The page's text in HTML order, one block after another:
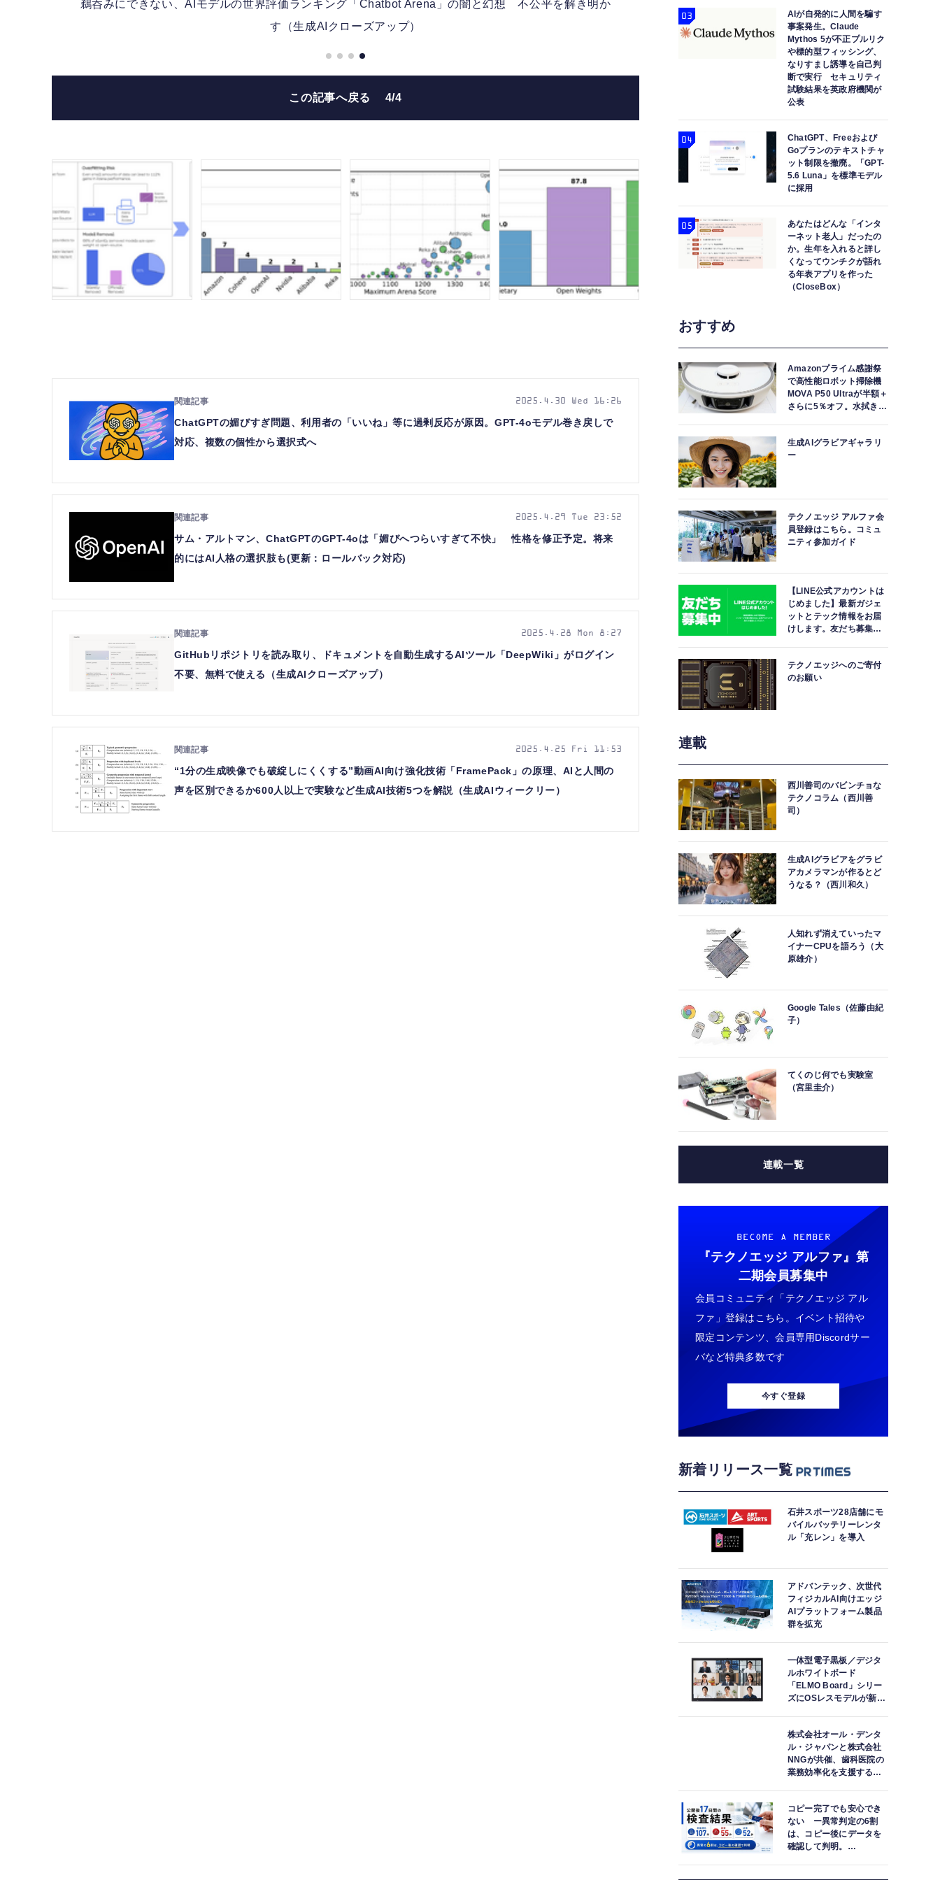
鵜呑みにできない、AIモデルの世界評価ランキング「Chatbot Arena」の闇と幻想 不公平を解き明か
す（生成AIクローズアップ）
す（生成AIク
この記事へ戻る 4/4
ChatGPTの媚びすぎ問題、利用者の「いいね」等に過剰反応が原因。GPT-4oモデル巻き戻しで
対応、複数の個性から選択式へ
2025.4.30 Wed 16:26
サム・アルトマン、ChatGPTのGPT-4oは「媚びへつらいすぎて不快」 性格を修正予定。将来
的にはAI人格の選択肢も(更新：ロールバック対応)
2025.4.29 Tue 23:52
GitHubリポジトリを読み取り、ドキュメントを自動生成するAIツール「DeepWiki」がログイン
不要、無料で使える（生成AIクローズアップ）
2025.4.28 Mon 8:27
“1分の生成映像でも破綻しにくくする”動画AI向け強化技術「FramePack」の原理、AIと人間の
声を区別できるか600人以上で実験など生成AI技術5つを解説（生成AIウィークリー）
2025.4.25 Fri 11:53
AIが自発的に人間を騙す
事案発生。Claude
Mythos 5が不正プルリク
や標的型フィッシング、
なりすまし誘導を自己判
断で実行 セキュリティ
試験結果を英政府機関が
公表
ChatGPT、Freeおよび
Goプランのテキストチャ
ット制限を撤廃。「GPT-
5.6 Luna」を標準モデル
に採用
あなたはどんな「インタ
ーネット老人」だったの
か。生年を入れると詳し
くなってウンチクが語れ
る年表アプリを作った
（CloseBox）
おすすめ
Amazonプライム感謝祭
で高性能ロボット掃除機
MOVA P50 Ultraが半額＋
さらに5％オフ。水拭きモ
生成AIグラビアギャラリ
ー
テクノエッジ アルファ会
員登録はこちら。コミュ
ニティ参加ガイド
【LINE公式アカウントは
じめました】最新ガジェ
ットとテック情報をお届
けします。友だち募集
テクノエッジへのご寄付
のお願い
連載
西川善司のバビンチョな
テクノコラム（西川善
司）
生成AIグラビアをグラビ
アカメラマンが作るとど
うなる？（西川和久）
人知れず消えていったマ
イナーCPUを語ろう（大
原雄介）
Google Tales（佐藤由紀
子）
てくのじ何でも実験室
（宮里圭介）
連載一覧
BECOME A MEMBER
『テクノエッジ アルファ』 第
二期会員募集中
会員コミュニティ「テクノエッジ アル
ファ」登録はこちら。イベント招待や
限定コンテンツ、会員専用Discordサー
バなど特典多数です
今すぐ登録
新着リリース一覧
石井スポーツ28店舗にモ
バイルバッテリーレンタ
ル「充レン」を導入
アドバンテック、次世代
フィジカルAI向けエッジ
AIプラットフォーム製品
群を拡充
一体型電子黒板／デジタ
ルホワイトボード
「ELMO Board」シリー
ズにOSレスモデルが新登
株式会社オール・デンタ
ル・ジャパンと株式会社
NNGが共催、歯科医院の
業務効率化を支援する院
紹介
コピー完了でも安心でき
ない ー異常判定の6割
は、コピー後にデータを
確認して判明。